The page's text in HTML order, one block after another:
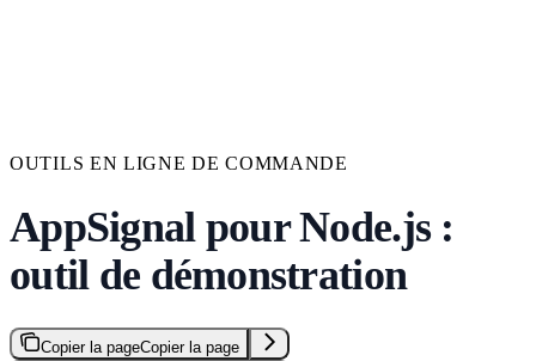
OUTILS EN LIGNE DE COMMANDE
AppSignal pour Node.js :
outil de démonstration
Copier la pageCopier la page